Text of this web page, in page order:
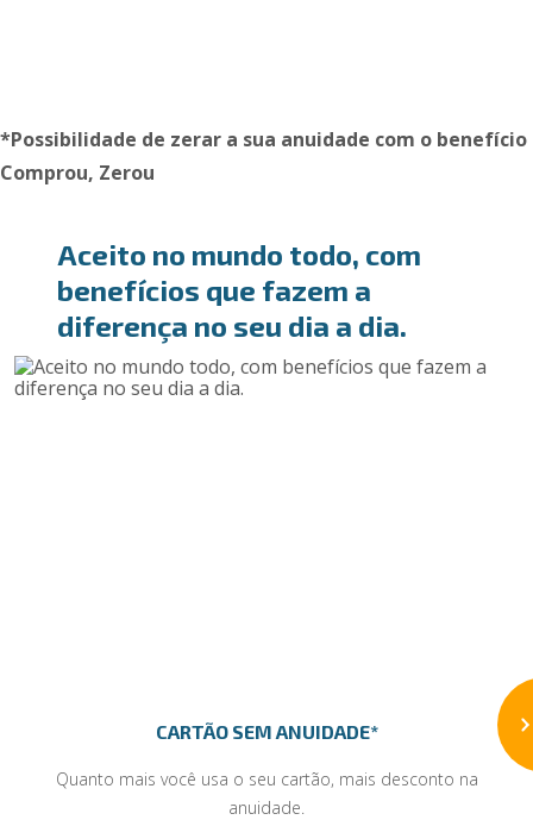
*Possibilidade de zerar a sua anuidade com o benefício
Comprou, Zerou
Aceito no mundo todo, com
benefícios que fazem a
diferença no seu dia a dia.
CARTÃO SEM ANUIDADE*
Quanto mais você usa o seu cartão, mais desconto na
anuidade.